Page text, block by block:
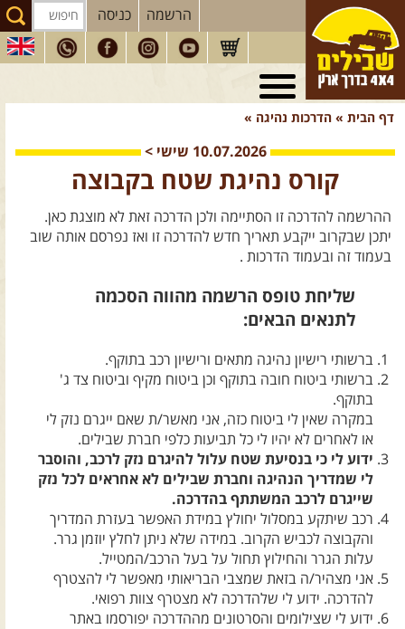
הרשמה כניסה
טיולי 4X4
בארץ
הדרכות
המדריכיםשלנו
הירשמו לניוזלטר שבילים
פודקאסט ג'יפאות
צרו קשר עם שבילים
אודות יואב קווה והאתר שבילים
דף הבית » הדרכות נהיגה »
10.07.2026 שישי >
קורס נהיגת שטח בקבוצה
ההרשמה להדרכה זו הסתיימה ולכן הדרכה זאת לא מוצגת כאן.
יתכן שבקרוב ייקבע תאריך חדש להדרכה זו ואז נפרסם אותה שוב
בעמוד זה ובעמוד הדרכות .
שליחת טופס הרשמה מהווה הסכמה
לתנאים הבאים:
ברשותי רישיון נהיגה מתאים ורישיון רכב בתוקף.
ברשותי ביטוח חובה בתוקף וכן ביטוח מקיף וביטוח צד ג'
בתוקף.
במקרה שאין לי ביטוח כזה, אני מאשר/ת שאם ייגרם נזק לי
או לאחרים לא יהיו לי כל תביעות כלפי חברת שבילים.
ידוע לי כי בנסיעת שטח עלול להיגרם נזק לרכב, והוסבר
לי שמדריך הנהיגה וחברת שבילים לא אחראים לכל נזק
שייגרם לרכב המשתתף בהדרכה.
רכב שיתקע במסלול יחולץ במידת האפשר בעזרת המדריך
והקבוצה לכביש הקרוב. במידה שלא ניתן לחלץ יוזמן גרר.
עלות הגרר והחילוץ תחול על בעל הרכב/המטייל.
אני מצהיר/ה בזאת שמצבי הבריאותי מאפשר לי להצטרף
להדרכה. ידוע לי שלהדרכה לא מצטרף צוות רפואי.
ידוע לי שצילומים והסרטונים מההדרכה יפורסמו באתר